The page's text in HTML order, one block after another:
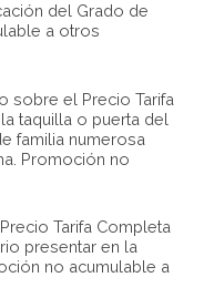
del Grado de
a otros
sobre el Precio Tarifa
taquilla o puerta del
familia numerosa
Promoción no
Tarifa Completa
presentar en la
no acumulable a